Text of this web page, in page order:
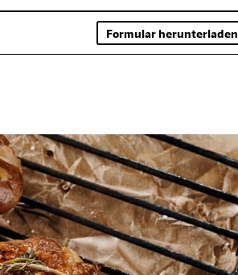
Formular herunterladen